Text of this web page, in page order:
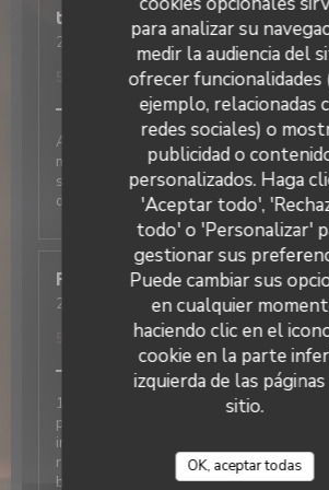
para analizar su
medir la audiencia del
ofrecer funcionalidades
ejemplo, relacionadas
redes sociales) o
publicidad o
personalizados. Haga
'Aceptar todo',
todo' o 'Personalizar'
gestionar sus
Puede cambiar sus
en cualquier
haciendo clic en el
cookie en la parte
izquierda de las
sitio.
OK, aceptar todas
thierry
2026-06-05
- 12:30 - Invitados 2
/5 Ambiente:5/5 Menú :5/5
Accueil et service au top Nous avons
moment autour de nos plats et
savoureux. N’hésitez pas à réserver
déjeuner
Françoise D
2026-05-22
- 12:00 - Invitados 7
/5 Ambiente 5 Menú :
1ere fois dans ce restaurant et l avis
personnes avec moi est très positif
impeccable, respect des demandes lors
réservation, amabilité, très bon repas,
bien cuisinés en accompagnement ,
La Galiote Restaurant